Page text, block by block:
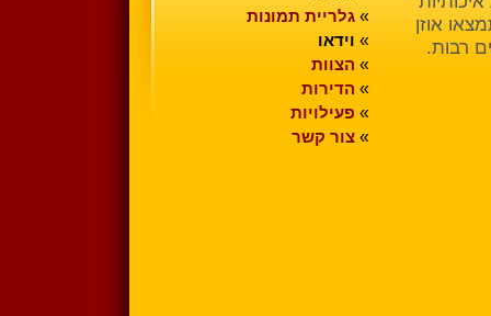
אוזן
רבות.
» גלריית תמונות
» וידאו
» הצוות
» הדירות
» פעילויות
» צור קשר